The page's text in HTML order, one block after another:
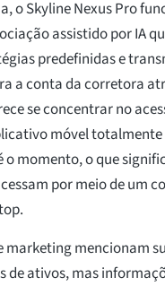
o Skyline Nexus Pro
assistido por IA
predefinidas e
a conta da corretora
se concentrar no
móvel
momento, o que
por meio de um
marketing mencionam
de ativos, mas